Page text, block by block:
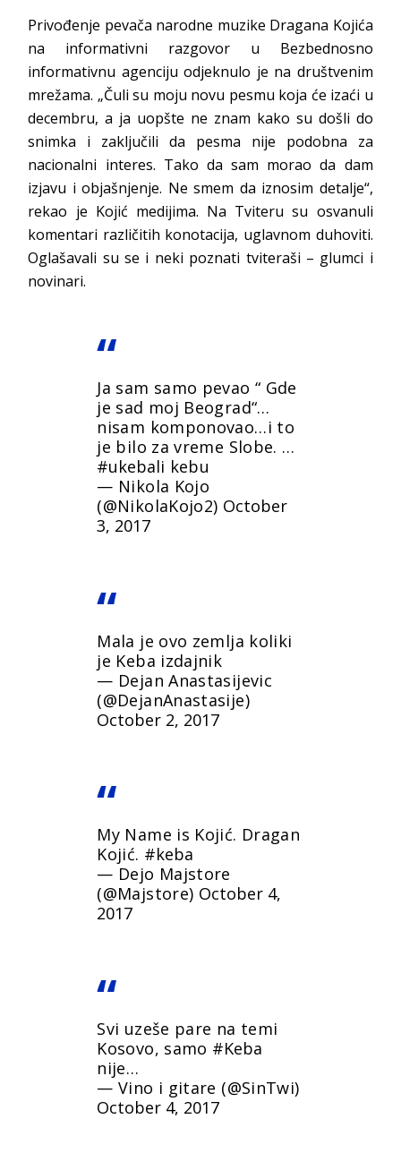
Privođenje pevača narodne muzike Dragana Kojića
na informativni razgovor u Bezbednosno
informativnu agenciju odjeknulo je na društvenim
mrežama. „Čuli su moju novu pesmu koja će izaći u
decembru, a ja uopšte ne znam kako su došli do
snimka i zaključili da pesma nije podobna za
nacionalni interes. Tako da sam morao da dam
izjavu i objašnjenje. Ne smem da iznosim detalje“,
rekao je Kojić medijima. Na Tviteru su osvanuli
komentari različitih konotacija, uglavnom duhoviti.
Oglašavali su se i neki poznati tviteraši – glumci i
novinari.
Ja sam samo pevao “ Gde
je sad moj Beograd“…
nisam komponovao…i to
je bilo za vreme Slobe. …
#ukebali kebu
— Nikola Kojo
(@NikolaKojo2) October
3, 2017
Mala je ovo zemlja koliki
je Keba izdajnik
— Dejan Anastasijevic
(@DejanAnastasije)
October 2, 2017
My Name is Kojić. Dragan
Kojić. #keba
— Dejo Majstore
(@Majstore) October 4,
2017
Svi uzeše pare na temi
Kosovo, samo #Keba
nije…
— Vino i gitare (@SinTwi)
October 4, 2017